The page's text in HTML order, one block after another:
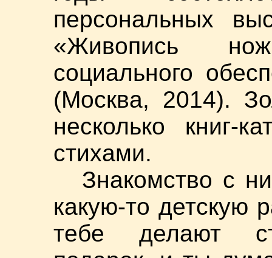
персональных
«Живопись
социального
(Москва, 2014).
несколько книг-
стихами.
Знакомство с
какую-то детскую
тебе делают